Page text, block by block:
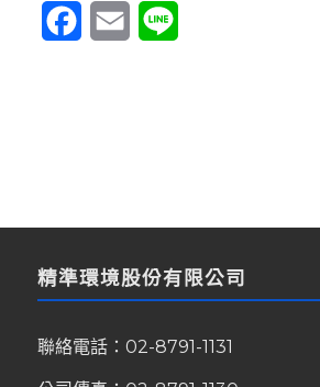
Facebook
Email
精準環境股份有限公司
聯絡電話： 02-8791-1131